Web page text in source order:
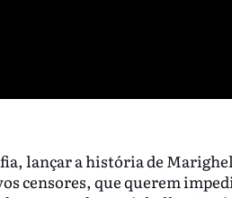
lançar a história de
censores, que querem